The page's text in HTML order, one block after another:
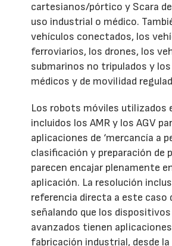
cartesianos/pórtico y Scara
uso industrial o médico.
vehículos conectados, los
ferroviarios, los drones, los
submarinos no tripulados y
médicos y de movilidad
Los robots móviles utilizados
incluidos los AMR y los AGV
aplicaciones de ‘mercancía a
clasificación y preparación de
parecen encajar plenamente
aplicación. La resolución
referencia directa a este caso
señalando que los
avanzados tienen
fabricación industrial, desde